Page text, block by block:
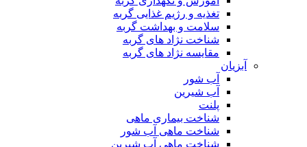
تغذیه و رژیم غذایی گربه
سلامت و بهداشت گربه
شناخت نژاد های گربه
مقایسه نژاد های گربه
آبزیان
آب شور
آب شیرین
پلنت
شناخت بیماری ماهی
شناخت ماهی آب شور
شناخت ماهی آب شیرین